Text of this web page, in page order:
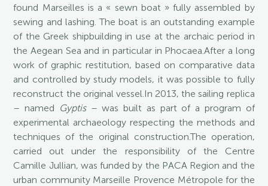
found Marseilles is a « sewn boat » fully assembled by
sewing and lashing. The boat is an outstanding example
of the Greek shipbuilding in use at the archaic period in
the Aegean Sea and in particular in Phocaea.After a long
work of graphic restitution, based on comparative data
and controlled by study models, it was possible to fully
reconstruct the original vessel.In 2013, the sailing replica
– named Gyptis – was built as part of a program of
experimental archaeology respecting the methods and
techniques of the original construction.The operation,
carried out under the responsibility of the Centre
Camille Jullian, was funded by the PACA Region and the
urban community Marseille Provence Métropole for the